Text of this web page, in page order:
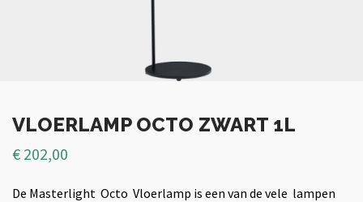
VLOERLAMP OCTO ZWART 1L
€ 202,00
De Masterlight Octo Vloerlamp is een van de vele lampen